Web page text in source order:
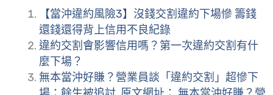
【當沖違約風險3】沒錢交割違約下場慘 籌錢
還錢還得背上信用不良紀錄
違約交割會影響信用嗎？第一次違約交割有什
麼下場？
無本當沖好賺？營業員談「違約交割」超慘下